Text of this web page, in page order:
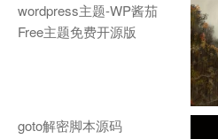
wordpress主题-WP酱茄
Free主题免费开源版
goto解密脚本源码